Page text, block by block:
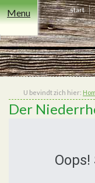
Menu
Recreatie
Overnachten
Events
Eten
&
drinken
Zakelijk
Niederrhein
Trouwen
Koopjes
start
U bevindt zich hier:
Der